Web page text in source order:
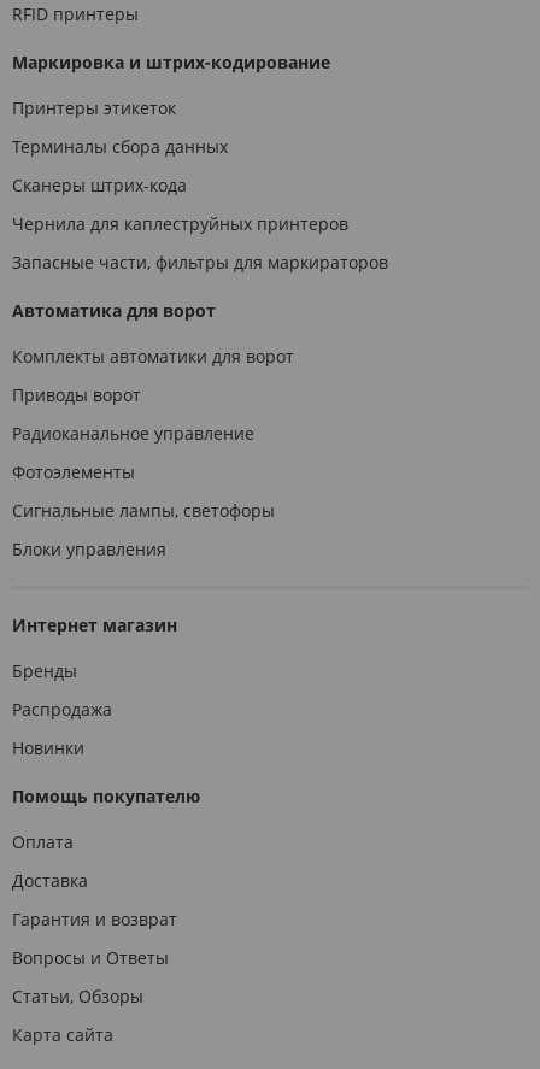
RFID принтеры
Маркировка и штрих-кодирование
Принтеры этикеток
Терминалы сбора данных
Сканеры штрих-кода
Чернила для каплеструйных принтеров
Запасные части, фильтры для маркираторов
Автоматика для ворот
Комплекты автоматики для ворот
Приводы ворот
Радиоканальное управление
Фотоэлементы
Сигнальные лампы, светофоры
Блоки управления
Интернет магазин
Бренды
Распродажа
Новинки
Помощь покупателю
Оплата
Доставка
Гарантия и возврат
Вопросы и Ответы
Статьи, Обзоры
Карта сайта